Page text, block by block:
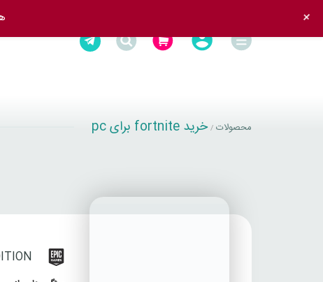
محصولات / خرید fortnite برای pc
+